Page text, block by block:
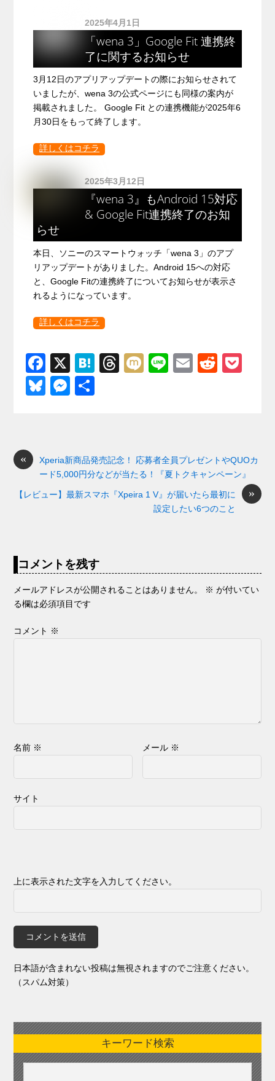
2025年4月1日
「wena 3」Google Fit 連携終
了に関するお知らせ
3月12日のアプリアップデートの際にお知らせされて
いましたが、wena 3の公式ページにも同様の案内が
掲載されました。 Google Fit との連携機能が2025年6
月30日をもって終了します。
詳しくはコチラ
2025年3月12日
『wena 3』もAndroid 15対応
& Google Fit連携終了のお知
らせ
本日、ソニーのスマートウォッチ「wena 3」のアプ
リアップデートがありました。Android 15への対応
と、Google Fitの連携終了についてお知らせが表示さ
れるようになっています。
詳しくはコチラ
F
a
c
o
o
k
X
H
T
s
M
Li
E
R
Bl
y
M
n
g
er
«
Xperia新商品発売記念！ 応募者全員プレゼントやQUOカ
ード5,000円分などが当たる！『夏トクキャンペーン』
»
【レビュー】最新スマホ『Xpeira 1 V』が届いたら最初に
設定したい6つのこと
コメントを残す
メールアドレスが公開されることはありません。 ※ が付いてい
る欄は必須項目です
コメント ※
名前 ※ メール ※
サイト
上に表示された文字を入力してください。
日本語が含まれない投稿は無視されますのでご注意ください。
（スパム対策）
キーワード検索